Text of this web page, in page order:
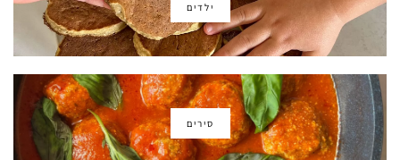
ילדים
סירים